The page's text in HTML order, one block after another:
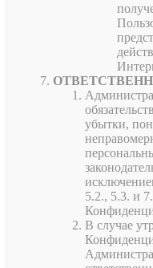
убытки,
5.2., 5.3. и
В случае